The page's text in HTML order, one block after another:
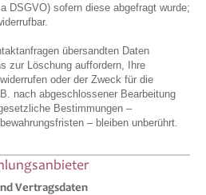
DSGVO) sofern diese abgefragt wurde;
übersandten Daten
zur Löschung auffordern, Ihre
oder der Zweck für die
nach abgeschlossener Bearbeitung
Bestimmungen –
– bleiben unberührt.
Vertragsdaten